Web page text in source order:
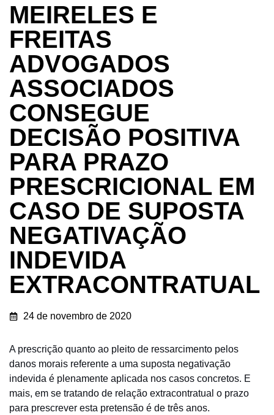
MEIRELES E
FREITAS
ADVOGADOS
ASSOCIADOS
CONSEGUE
DECISÃO POSITIVA
PARA PRAZO
PRESCRICIONAL EM
CASO DE SUPOSTA
NEGATIVAÇÃO
INDEVIDA
EXTRACONTRATUAL
24 de novembro de 2020
A prescrição quanto ao pleito de ressarcimento pelos
danos morais referente a uma suposta negativação
indevida é plenamente aplicada nos casos concretos. E
mais, em se tratando de relação extracontratual o prazo
para prescrever esta pretensão é de três anos.